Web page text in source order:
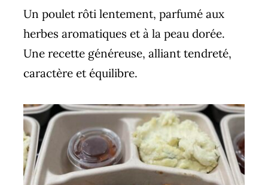
Un poulet rôti lentement, parfumé aux
herbes aromatiques et à la peau dorée.
Une recette généreuse, alliant tendreté,
caractère et équilibre.